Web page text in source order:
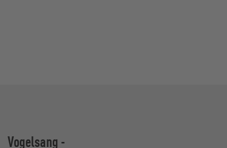
Vogelsang -